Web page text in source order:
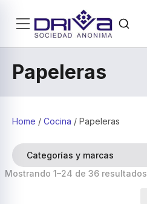
Products search
Papeleras
Home / Cocina / Papeleras
Categorías y marcas
Mostrando 1–24 de 36 resultados